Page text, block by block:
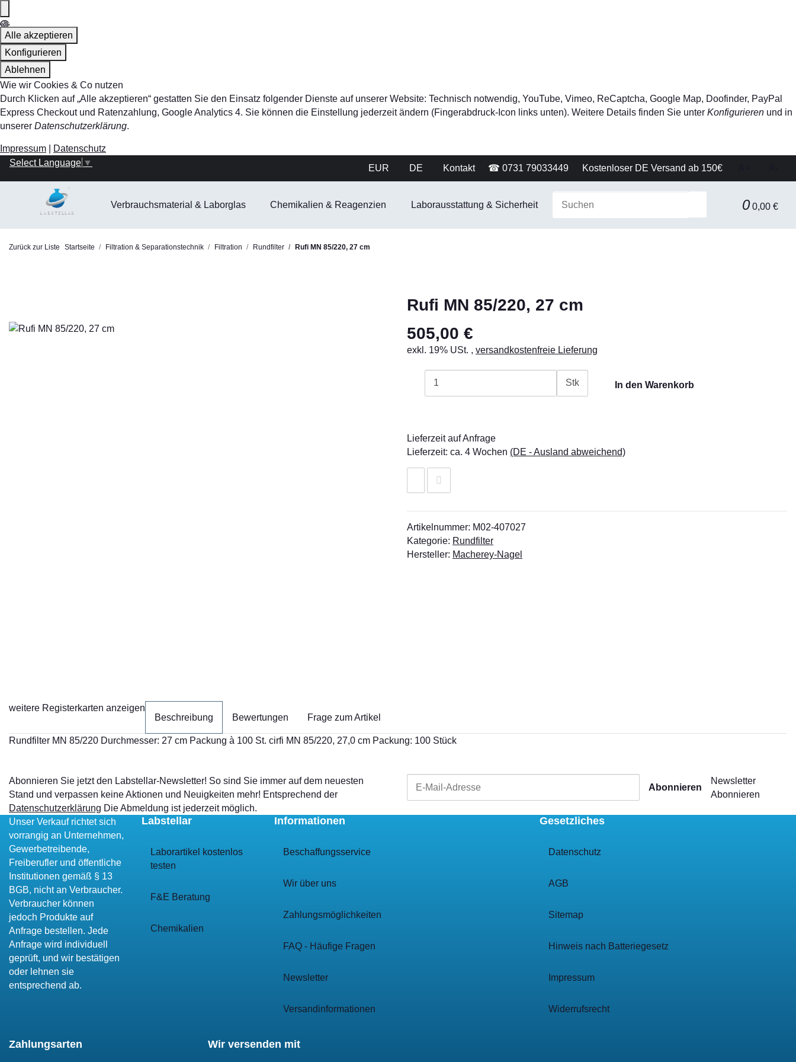
Alle akzeptieren
Konfigurieren
Ablehnen
Wie wir Cookies & Co nutzen
Durch Klicken auf „Alle akzeptieren“ gestatten Sie den Einsatz folgender Dienste auf unserer Website: Technisch notwendig, YouTube, Vimeo, ReCaptcha, Google Map, Doofinder, PayPal
Express Checkout und Ratenzahlung, Google Analytics 4. Sie können die Einstellung jederzeit ändern (Fingerabdruck-Icon links unten). Weitere Details finden Sie unter Konfigurieren und in
unserer Datenschutzerklärung.
Impressum
Datenschutz
EUR
DE Kontakt ☎ 0731 79033449 Kostenloser DE Versand ab 150€
Select Language ▼
0 0,00 €
Verbrauchsmaterial & Laborglas Chemikalien & Reagenzien Laborausstattung & Sicherheit Gerätetechnik Filtration & Separationstechnik
Zurück zur Liste Startseite Filtration & Separationstechnik Filtration Rundfilter Rufi MN 85/220, 27 cm
Rufi MN 85/220, 27 cm
505,00 €
exkl. 19% USt. , versandkostenfreie Lieferung
Stk In den Warenkorb
Lieferzeit auf Anfrage
Lieferzeit: ca. 4 Wochen (DE - Ausland abweichend)
Artikelnummer: M02-407027
Kategorie: Rundfilter
Hersteller: Macherey-Nagel
weitere Registerkarten anzeigen
Beschreibung
Bewertungen Frage zum Artikel
Rundfilter MN 85/220 Durchmesser: 27 cm Packung à 100 St. cirfi MN 85/220, 27,0 cm Packung: 100 Stück
Abonnieren Sie jetzt den Labstellar-Newsletter! So sind Sie immer auf dem neuesten
Stand und verpassen keine Aktionen und Neuigkeiten mehr! Entsprechend der
Datenschutzerklärung Die Abmeldung ist jederzeit möglich.
Abonnieren
Newsletter
Abonnieren
Unser Verkauf richtet sich
vorrangig an Unternehmen,
Gewerbetreibende,
Freiberufler und öffentliche
Institutionen gemäß § 13
BGB, nicht an Verbraucher.
Verbraucher können
jedoch Produkte auf
Anfrage bestellen. Jede
Anfrage wird individuell
geprüft, und wir bestätigen
oder lehnen sie
entsprechend ab.
Labstellar
Laborartikel kostenlos
testen
F&E Beratung
Chemikalien
Informationen
Beschaffungsservice
Wir über uns
Zahlungsmöglichkeiten
FAQ - Häufige Fragen
Newsletter
Versandinformationen
Gesetzliches
Datenschutz
AGB
Sitemap
Hinweis nach Batteriegesetz
Impressum
Widerrufsrecht
Zahlungsarten Wir versenden mit